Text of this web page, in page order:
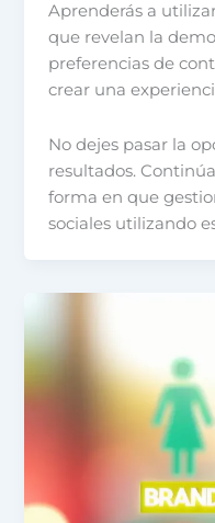
Aprenderás a
que revelan la
preferencias de
crear una
No dejes pasar la
resultados.
forma en que
sociales utilizando